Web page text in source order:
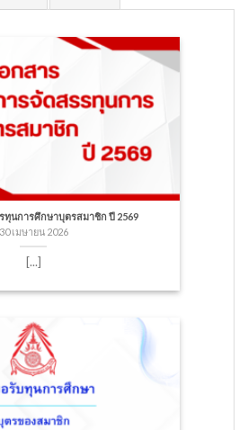
ทุนการศึกษาบุตรสมาชิก ปี 2569
30 เมษายน 2026
[...]